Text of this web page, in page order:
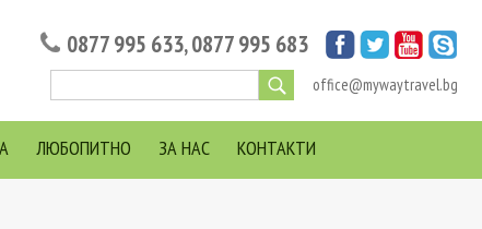
0877 995 633,0877 995 683
office@mywaytravel.bg
ЛЮБОПИТНО ЗА НАС КОНТАКТИ